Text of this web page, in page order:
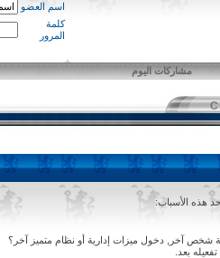
اسم العضو
كلمة
المرور
مشاركات اليوم
هذه الأسباب:
شخص آخر, دخول ميزات إدارية أو نظام متميز آخر؟
بعد.